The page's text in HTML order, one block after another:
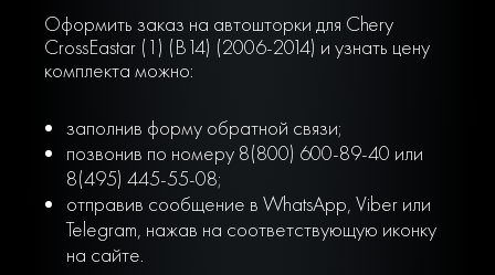
Оформить заказ на автошторки для Chery
CrossEastar (1) (B14) (2006-2014) и узнать цену
комплекта можно:
заполнив форму обратной связи;
позвонив по номеру 8(800) 600-89-40 или
8(495) 445-55-08;
отправив сообщение в WhatsApp, Viber или
Telegram, нажав на соответствующую иконку
на сайте.